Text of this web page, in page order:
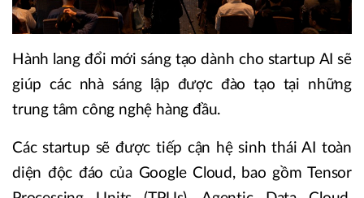
Hành lang đổi mới sáng tạo dành cho startup AI sẽ
giúp các nhà sáng lập được đào tạo tại những
trung tâm công nghệ hàng đầu.
Các startup sẽ được tiếp cận hệ sinh thái AI toàn
diện độc đáo của Google Cloud, bao gồm Tensor